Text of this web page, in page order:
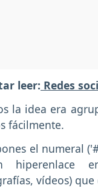
leer: Redes
la idea era
fácilmente.
el numeral
hiperenlace
vídeos)